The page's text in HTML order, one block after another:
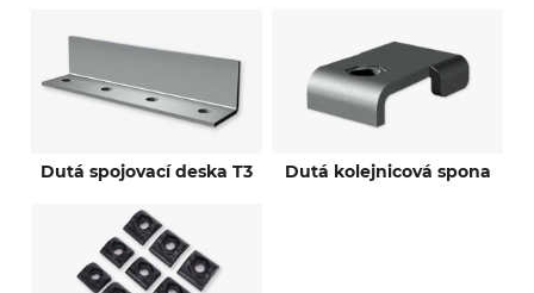
Dutá spojovací deska T3 Dutá kolejnicová spona